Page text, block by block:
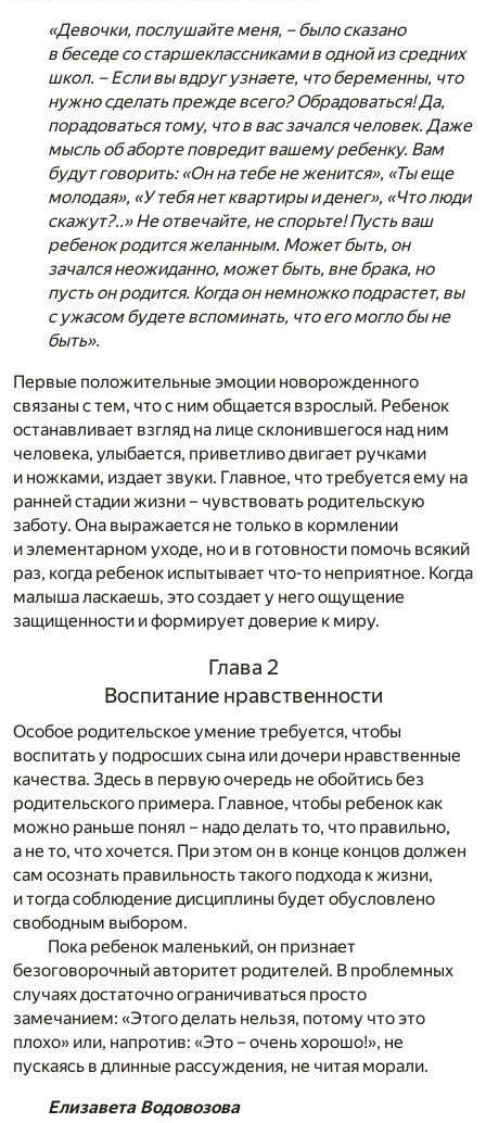
«Девочки, послушайте меня, – было сказано
в беседе со старшеклассниками в одной из средних
школ. – Если вы вдруг узнаете, что беременны, что
нужно сделать прежде всего? Обрадоваться! Да,
порадоваться тому, что в вас зачался человек. Даже
мысль об аборте повредит вашему ребенку. Вам
будут говорить: «Он на тебе не женится», «Ты еще
молодая», «У тебя нет квартиры и денег», «Что люди
скажут?..» Не отвечайте, не спорьте! Пусть ваш
ребенок родится желанным. Может быть, он
зачался неожиданно, может быть, вне брака, но
пусть он родится. Когда он немножко подрастет, вы
с ужасом будете вспоминать, что его могло бы не
быть».
Первые положительные эмоции новорожденного
связаны с тем, что с ним общается взрослый. Ребенок
останавливает взгляд на лице склонившегося над ним
человека, улыбается, приветливо двигает ручками
и ножками, издает звуки. Главное, что требуется ему на
ранней стадии жизни – чувствовать родительскую
заботу. Она выражается не только в кормлении
и элементарном уходе, но и в готовности помочь всякий
раз, когда ребенок испытывает что-то неприятное. Когда
малыша ласкаешь, это создает у него ощущение
защищенности и формирует доверие к миру.
Глава 2
Воспитание нравственности
Особое родительское умение требуется, чтобы
воспитать у подросших сына или дочери нравственные
качества. Здесь в первую очередь не обойтись без
родительского примера. Главное, чтобы ребенок как
можно раньше понял – надо делать то, что правильно,
а не то, что хочется. При этом он в конце концов должен
сам осознать правильность такого подхода к жизни,
и тогда соблюдение дисциплины будет обусловлено
свободным выбором.
Пока ребенок маленький, он признает
безоговорочный авторитет родителей. В проблемных
случаях достаточно ограничиваться просто
замечанием: «Этого делать нельзя, потому что это
плохо» или, напротив: «Это – очень хорошо!», не
пускаясь в длинные рассуждения, не читая морали.
Елизавета Водовозова